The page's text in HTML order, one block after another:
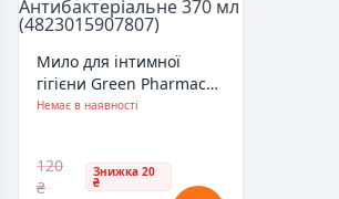
Мило для інтимної
гігієни Green Pharmacy
Чайне дерево
Немає в наявності
120
₴
Знижка 20
₴